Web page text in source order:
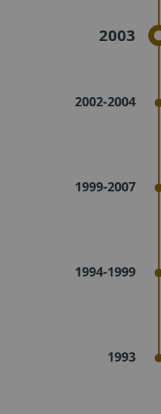
2003
2002-2004
1999-2007
1994-1999
1993